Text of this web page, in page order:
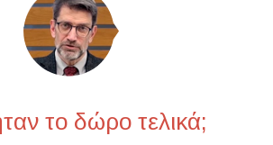
το δώρο τελικά;